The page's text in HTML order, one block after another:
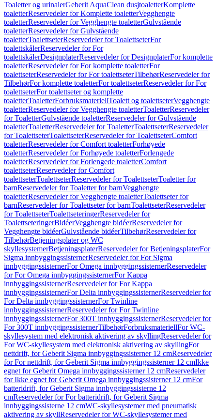
Toaletter og urinalerGeberit AquaClean dusjtoaletterKomplette
toaletterReservedeler for Komplette toaletterVegghengte
toaletterReservedeler for Vegghengte toaletterGulvstående
toaletterReservedeler for Gulvstående
toaletterToalettseterReservedeler for ToalettseterFor
toalettskålerReservedeler for For
toalettskålerDesignplaterReservedeler for DesignplaterFor komplette
toaletterReservedeler for For komplette toaletterFor
toalettseterReservedeler for For toalettseterTilbehørReservedeler for
TilbehørFor komplette toaletterFor toalettseterReservedeler for For
toalettseterFor toalettseter og komplette
toaletterToaletterForbruksmateriellToalett og toalettseterVegghengte
toaletterReservedeler for Vegghengte toaletterToaletterReservedeler
for ToaletterGulvstående toaletterReservedeler for Gulvstående
toaletterToaletterReservedeler for ToaletterToalettseterReservedeler
for ToalettseterToalettseterReservedeler for ToalettseterComfort
toaletterReservedeler for Comfort toaletterForhøyede
toaletterReservedeler for Forhøyede toaletterForlengede
toaletterReservedeler for Forlengede toaletterComfort
toalettseterReservedeler for Comfort
toalettseterToalettseterReservedeler for ToalettseterToaletter for
barnReservedeler for Toaletter for barnVegghengte
toaletterReservedeler for Vegghengte toaletterToalettseter for
barnReservedeler for Toalettseter for barnToalettseterReservedeler
for ToalettseterToalettseteringerReservedeler for
ToalettseteringerBidéerVegghengte bidéerReservedeler for
Vegghengte bidéerGulvstående bidéerTilbehørReservedeler for
TilbehørBetjeningsplater og WC
skyllesystemerBetjeningsplaterReservedeler for BetjeningsplaterFor
Sigma innbyggingssisternerReservedeler for For Sigma
innbyggingssisternerFor Omega innbyggingssisternerReservedeler
for For Omega innbyggingssisternerFor Kappa
innbyggingssisternerReservedeler for For Kappa
innbyggingssisternerFor Delta innbyggingssisternerReservedeler for
For Delta innbyggingssisternerFor Twinline
innbyggingssisternerReservedeler for For Twinline
innbyggingssisternerFor 300T innbyggingssisternerReservedeler for
For 300T innbyggingssisternerTilbehørForbruksmateriellFor WC-
skyllesystem med elektronisk aktivering av skyllingReservedeler for
For WC-skyllesystem med elektronisk aktivering av skyllingFor
nettdrift, for Geberit Sigma innbyggingssisterner 12 cmReservedeler
for For nettdrift, for Geberit Sigma innbyggingssisterner 12 cmIkke
egnet for Geberit Omega innbyggingssisterner 12 cmReservedeler
for Ikke egnet for Geberit Omega innbyggingssisterner 12 cmFor
batteridrift, for Geberit Sigma innbyggingssisterne 12
cmReservedeler for For batteridrift, for Geberit Sigma
innbyggingssisterne 12 cmWC-skyllesystemer med pneumatisk
aktivering av skyllReservedeler for WC-skyllesystemer med